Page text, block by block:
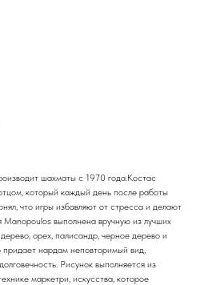
шахматы с 1970 года.Костас
который каждый день после работы
что игры избавляют от стресса и делают
Manopoulos выполнена вручную из лучших
орех, палисандр, черное дерево и
придает нардам неповторимый вид,
Рисунок выполняется из
маркетри, искусства, которое